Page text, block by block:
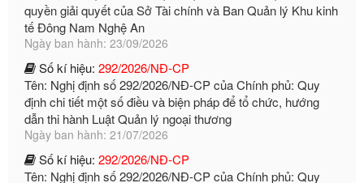
Số kí hiệu:292/2026/NĐ-CP
Tên: Nghị định số 292/2026/NĐ-CP của Chính phủ: Quy
định chi tiết một số điều và biện pháp để tổ chức, hướng
dẫn thi hành Luật Quản lý ngoại thương
Ngày ban hành: 21/07/2026
Số kí hiệu:292/2026/NĐ-CP
Tên: Nghị định số 292/2026/NĐ-CP của Chính phủ: Quy
định chi tiết một số điều và biện pháp để tổ chức, hướng
dẫn thi hành Luật Quản lý ngoại thương
Ngày ban hành: 21/07/2026